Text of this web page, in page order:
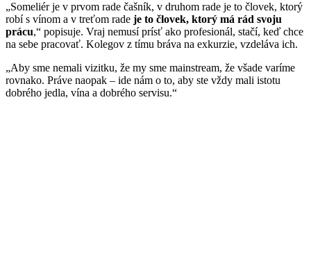
„Someliér je v prvom rade čašník, v druhom rade je to človek, ktorý
robí s vínom a v treťom rade je to človek, ktorý má rád svoju
prácu,“ popisuje. Vraj nemusí prísť ako profesionál, stačí, keď chce
na sebe pracovať. Kolegov z tímu bráva na exkurzie, vzdeláva ich.
„Aby sme nemali vizitku, že my sme mainstream, že všade varíme
rovnako. Práve naopak – ide nám o to, aby ste vždy mali istotu
dobrého jedla, vína a dobrého servisu.“